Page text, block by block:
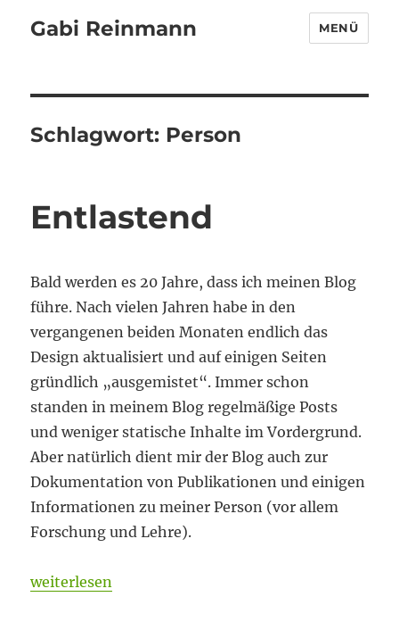
Gabi Reinmann MENÜ
Schlagwort: Person
Entlastend
Bald werden es 20 Jahre, dass ich meinen Blog
führe. Nach vielen Jahren habe in den
vergangenen beiden Monaten endlich das
Design aktualisiert und auf einigen Seiten
gründlich „ausgemistet“. Immer schon
standen in meinem Blog regelmäßige Posts
und weniger statische Inhalte im Vordergrund.
Aber natürlich dient mir der Blog auch zur
Dokumentation von Publikationen und einigen
Informationen zu meiner Person (vor allem
Forschung und Lehre).
„Entlastend“
weiterlesen